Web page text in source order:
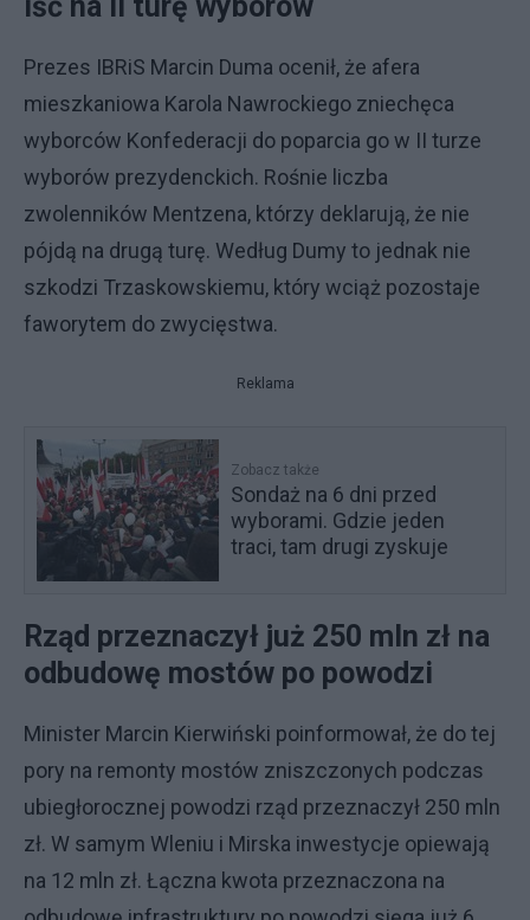
Prezes IBRiS Marcin Duma ocenił, że afera
mieszkaniowa Karola Nawrockiego zniechęca
wyborców Konfederacji do poparcia go w II turze
wyborów prezydenckich. Rośnie liczba
zwolenników Mentzena, którzy deklarują, że nie
pójdą na drugą turę. Według Dumy to jednak nie
szkodzi Trzaskowskiemu, który wciąż pozostaje
faworytem do zwycięstwa.
Reklama
Zobacz także
Sondaż na 6 dni przed
wyborami. Gdzie jeden
traci, tam drugi zyskuje
Rząd przeznaczył już 250 mln zł na
odbudowę mostów po powodzi
Minister Marcin Kierwiński poinformował, że do tej
pory na remonty mostów zniszczonych podczas
ubiegłorocznej powodzi rząd przeznaczył 250 mln
zł. W samym Wleniu i Mirska inwestycje opiewają
na 12 mln zł. Łączna kwota przeznaczona na